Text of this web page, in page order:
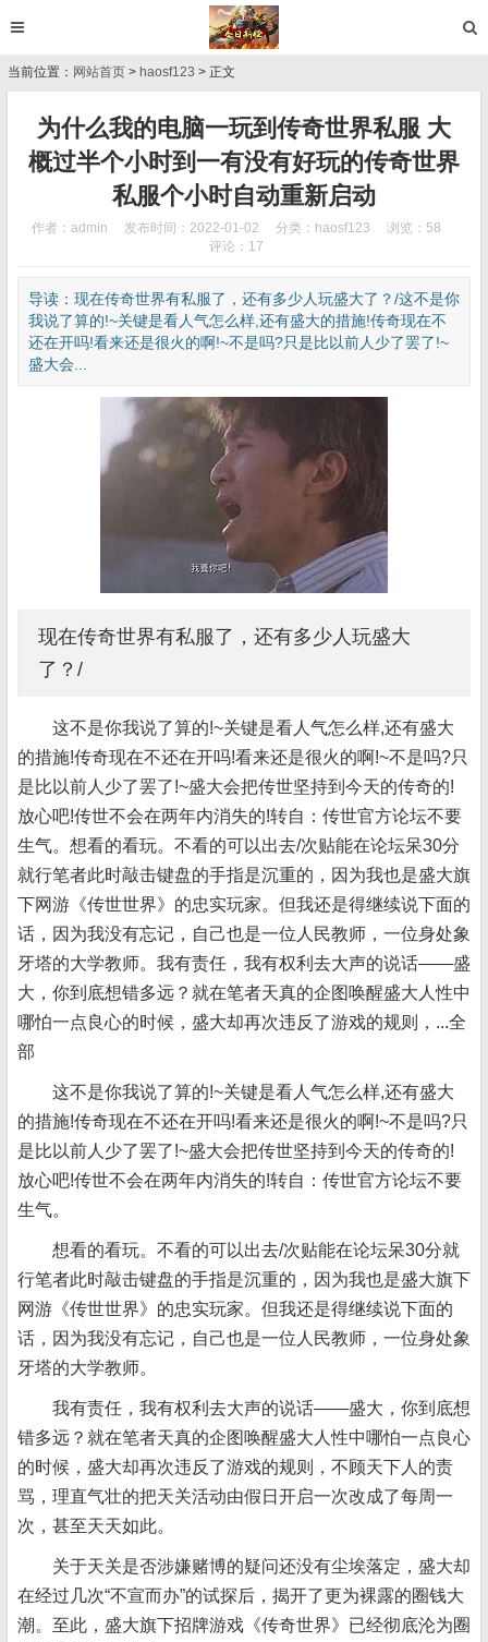
当前位置： 网站首页 > haosf123 > 正文
为什么我的电脑一玩到传奇世界私服 大
概过半个小时到一有没有好玩的传奇世界
私服个小时自动重新启动
作者：admin 发布时间：2022-01-02 分类： haosf123
浏览：58
评论：17
导读：现在传奇世界有私服了，还有多少人玩盛大了？/这不是你
我说了算的!~关键是看人气怎么样,还有盛大的措施!传奇现在不
还在开吗!看来还是很火的啊!~不是吗?只是比以前人少了罢了!~
盛大会...
现在传奇世界有私服了，还有多少人玩盛大
了？/
这不是你我说了算的!~关键是看人气怎么样,还有盛大
的措施!传奇现在不还在开吗!看来还是很火的啊!~不是吗?只
是比以前人少了罢了!~盛大会把传世坚持到今天的传奇的!
放心吧!传世不会在两年内消失的!转自：传世官方论坛不要
生气。想看的看玩。不看的可以出去/次贴能在论坛呆30分
就行笔者此时敲击键盘的手指是沉重的，因为我也是盛大旗
下网游《传世世界》的忠实玩家。但我还是得继续说下面的
话，因为我没有忘记，自己也是一位人民教师，一位身处象
牙塔的大学教师。我有责任，我有权利去大声的说话——盛
大，你到底想错多远？就在笔者天真的企图唤醒盛大人性中
哪怕一点良心的时候，盛大却再次违反了游戏的规则，...全
部
这不是你我说了算的!~关键是看人气怎么样,还有盛大
的措施!传奇现在不还在开吗!看来还是很火的啊!~不是吗?只
是比以前人少了罢了!~盛大会把传世坚持到今天的传奇的!
放心吧!传世不会在两年内消失的!转自：传世官方论坛不要
生气。
想看的看玩。不看的可以出去/次贴能在论坛呆30分就
行笔者此时敲击键盘的手指是沉重的，因为我也是盛大旗下
网游《传世世界》的忠实玩家。但我还是得继续说下面的
话，因为我没有忘记，自己也是一位人民教师，一位身处象
牙塔的大学教师。
我有责任，我有权利去大声的说话——盛大，你到底想
错多远？就在笔者天真的企图唤醒盛大人性中哪怕一点良心
的时候，盛大却再次违反了游戏的规则，不顾天下人的责
骂，理直气壮的把天关活动由假日开启一次改成了每周一
次，甚至天天如此。
关于天关是否涉嫌赌博的疑问还没有尘埃落定，盛大却
在经过几次“不宣而办”的试探后，揭开了更为裸露的圈钱大
潮。至此，盛大旗下招牌游戏《传奇世界》已经彻底沦为圈